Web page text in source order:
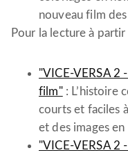
nouveau film
Pour la lecture à
"VICE-VERSA 2
film": L’histoire
courts et faciles
et des images
"VICE-VERSA 2